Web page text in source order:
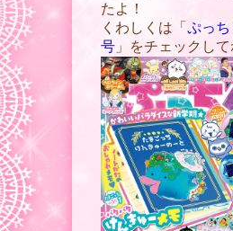
たよ！
くわしくは「 ぷっ
号 」をチェックして